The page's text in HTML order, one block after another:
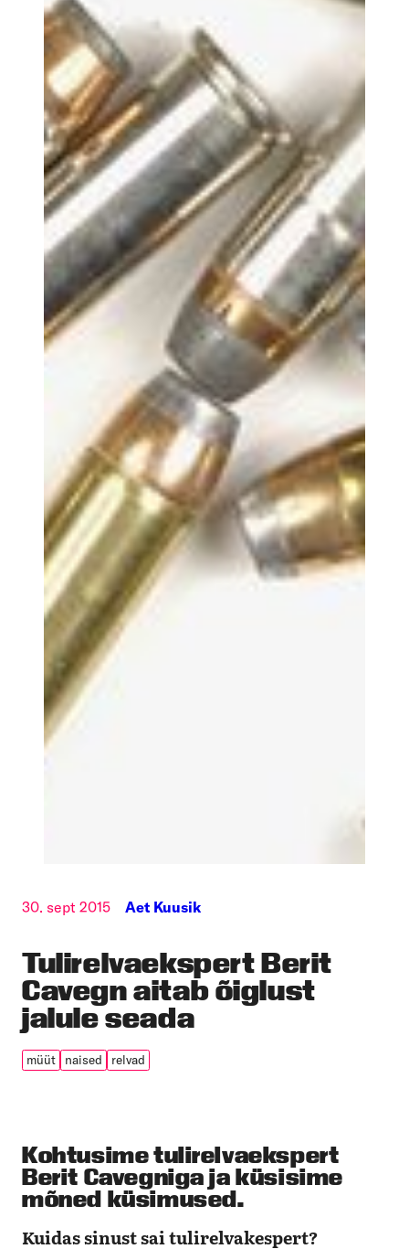
Tulirelvaekspert Berit
Cavegn aitab õiglust
jalule seada
30. sept 2015 Aet Kuusik
müüt naised relvad
Kohtusime tulirelvaekspert
Berit Cavegniga ja küsisime
mõned küsimused.
Kuidas sinust sai tulirelvakespert?